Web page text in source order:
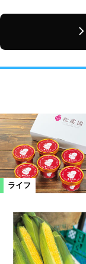
ライフ